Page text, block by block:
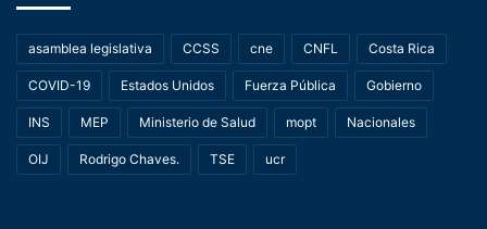
asamblea legislativa CCSS cne CNFL Costa Rica
COVID-19 Estados Unidos Fuerza Pública Gobierno
INS MEP Ministerio de Salud mopt Nacionales
OIJ Rodrigo Chaves. TSE ucr